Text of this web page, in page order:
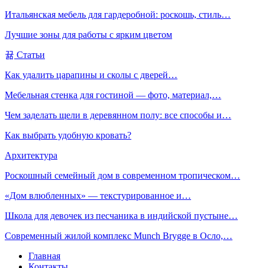
Итальянская мебель для гардеробной: роскошь, стиль…
Лучшие зоны для работы с ярким цветом
Статьи
Как удалить царапины и сколы с дверей…
Мебельная стенка для гостиной — фото, материал,…
Чем заделать щели в деревянном полу: все способы и…
Как выбрать удобную кровать?
Архитектура
Роскошный семейный дом в современном тропическом…
«Дом влюбленных» — текстурированное и…
Школа для девочек из песчаника в индийской пустыне…
Современный жилой комплекс Munch Brygge в Осло,…
Главная